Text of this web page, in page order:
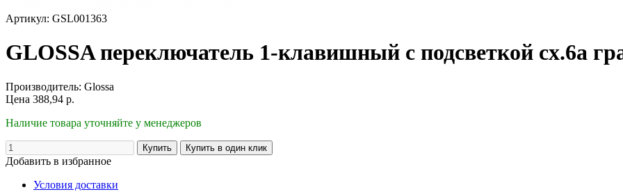
Артикул: GSL001363
GLOSSA переключатель 1-клавишный с подсветкой сх.6а
Производитель: Glossa
Цена 388,94 р.
Наличие товара уточняйте у менеджеров
Добавить в избранное
Условия доставки